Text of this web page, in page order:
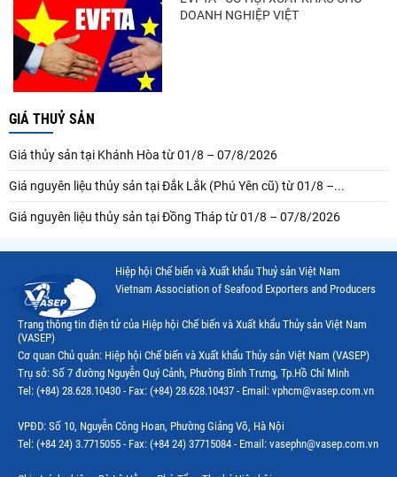
DOANH NGHIỆP VIỆT
GIÁ THUỶ SẢN
Giá thủy sản tại Khánh Hòa từ 01/8 – 07/8/2026
Giá nguyên liệu thủy sản tại Đắk Lắk (Phú Yên cũ) từ 01/8 –...
Giá nguyên liệu thủy sản tại Đồng Tháp từ 01/8 – 07/8/2026
Hiệp hội Chế biến và Xuất khẩu Thuỷ sản Việt Nam
Vietnam Association of Seafood Exporters and Producers
Trang thông tin điện tử của Hiệp hội Chế biến và Xuất khẩu Thủy sản Việt Nam
(VASEP)
Cơ quan Chủ quản: Hiệp hội Chế biến và Xuất khẩu Thủy sản Việt Nam (VASEP)
Trụ sở: Số 7 đường Nguyễn Quý Cảnh, Phường Bình Trưng, Tp.Hồ Chí Minh
Tel: (+84) 28.628.10430 - Fax: (+84) 28.628.10437 - Email: vphcm@vasep.com.vn
VPĐD: Số 10, Nguyễn Công Hoan, Phường Giảng Võ, Hà Nội
Tel: (+84 24) 3.7715055 - Fax: (+84 24) 37715084 - Email: vasephn@vasep.com.vn